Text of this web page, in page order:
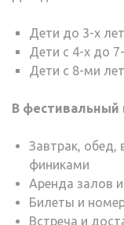
Дети до 3-х
Дети с 4-х до
Дети с 8-ми
В фестивальный
Завтрак, обед,
финиками
Аренда залов
Билеты и
Встреча и